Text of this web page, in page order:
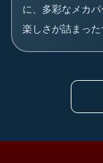
に、多彩なメカ
楽しさが詰まった
めた資源で愛機...